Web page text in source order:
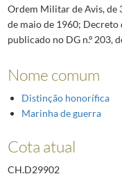
Ordem Militar de Avis, de
de maio de 1960; Decreto
publicado no DG n.º 203,
Nome comum
Distinção honorífica
Marinha de guerra
Cota atual
CH.D29902